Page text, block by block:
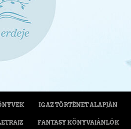
IGAZ TÖRTÉNET ALAPJÁN
FANTASY KÖNYVAJÁNLÓK